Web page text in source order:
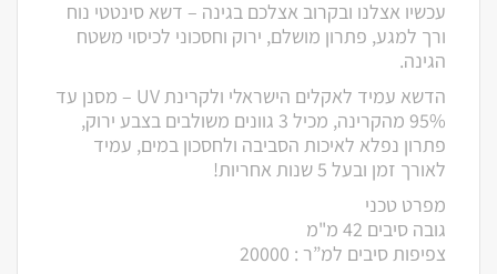
עכשיו אצלנו ובקרוב אצלכם בגינה – דשא סינטטי נוח
ורך למגע, פתרון מושלם, ירוק וחסכוני לכיסוי משטח
הגינה.
הדשא עמיד לאקלים הישראלי ולקרינת UV – מסנן עד
95% מהקרינה, מכיל 3 גוונים משולבים בצבע ירוק,
פתרון נפלא לאיכות הסביבה ולחסכון במים, עמיד
לאורך זמן ובעל 5 שנות אחריות!
מפרט טכני
גובה סיבים 42 מ"מ
צפיפות סיבים למ”ר : 20000